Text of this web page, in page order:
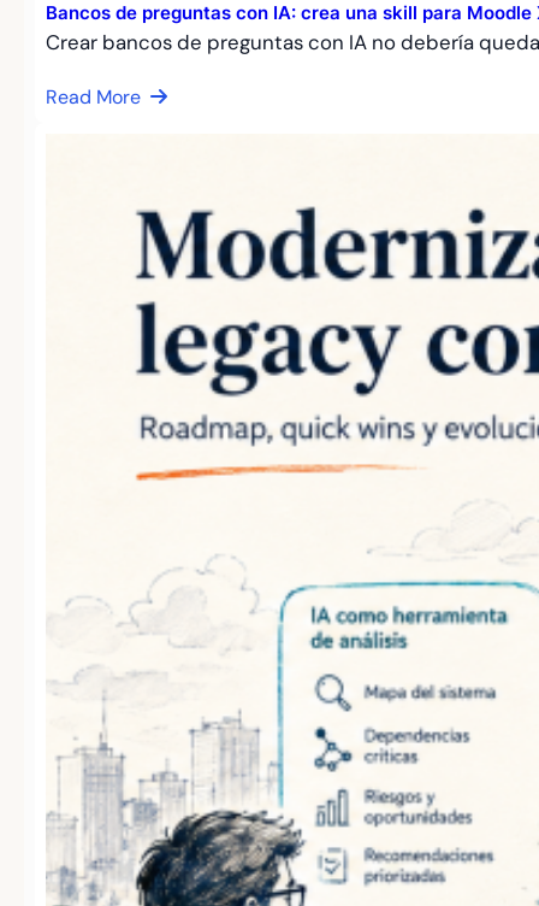
Bancos de preguntas con IA: crea una skill para Moodle
Crear bancos de preguntas con IA no debería
Read More